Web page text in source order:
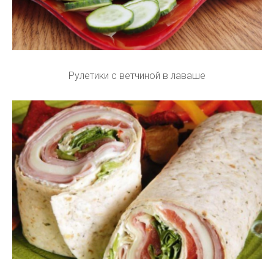
Рулетики с ветчиной в лаваше